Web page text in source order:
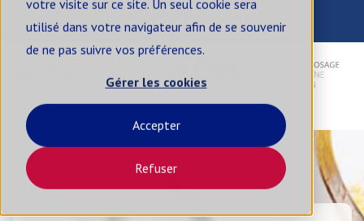
votre visite sur ce site. Un seul cookie sera
utilisé dans votre navigateur afin de se souvenir
de ne pas suivre vos préférences.
Gérer les cookies
Accepter
Refuser
contact@apia-sa.com +33 2 99 14 62 33